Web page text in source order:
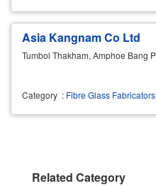
Asia Kangnam Co Ltd
Tumbol Thakham, Amphoe Bang
Category : Fibre Glass Fabricators
Related Category